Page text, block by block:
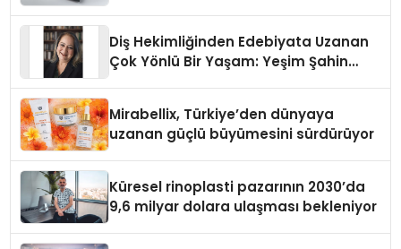
Diş Hekimliğinden Edebiyata Uzanan
Çok Yönlü Bir Yaşam: Yeşim Şahin
Mirabellix, Türkiye’den dünyaya
uzanan güçlü büyümesini sürdürüyor
Küresel rinoplasti pazarının 2030’da
9,6 milyar dolara ulaşması bekleniyor